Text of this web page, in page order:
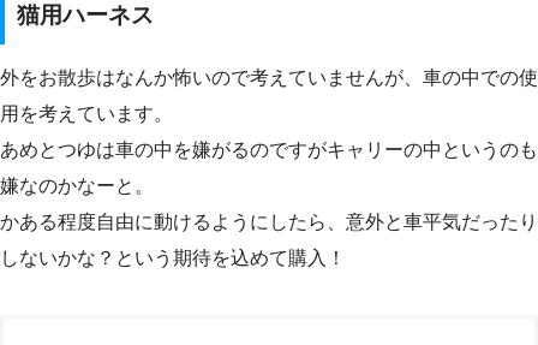
猫用ハーネス
外をお散歩はなんか怖いので考えていませんが、車の中での使
用を考えています。
あめとつゆは車の中を嫌がるのですがキャリーの中というのも
嫌なのかなーと。
かある程度自由に動けるようにしたら、意外と車平気だったり
しないかな？という期待を込めて購入！